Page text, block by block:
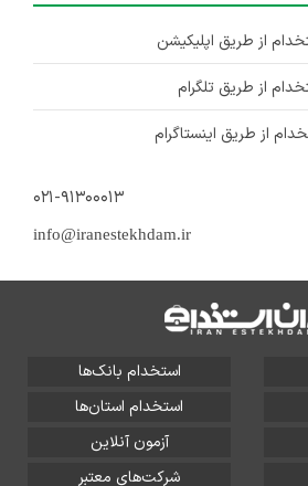
از طریق اپلیکیشن
از طریق تلگرام
از طریق اینستاگرام
۰۲۱-۹۱۳۰۰۰۱۳
info@iranestekhdam.ir
استخدام بانک‌ها
استخدام استان‌ها
آزمون آنلاین
شرکت‌های معتبر